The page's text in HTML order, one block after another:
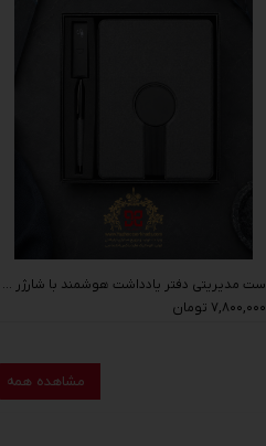
ست مدیریتی دفتر یادداشت هوشمند با شارژر وایرلس و خودکار
۷,۸۰۰,۰۰۰ تومان
مشاهده همه